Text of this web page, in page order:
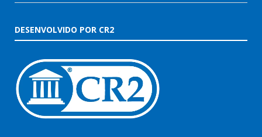
DESENVOLVIDO POR CR2